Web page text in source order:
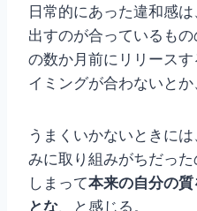
日常的にあった違和感
出すのが合っているも
の数か月前にリリース
イミングが合わないとか
うまくいかないときに
みに取り組みがちだっ
しまって本来の自分の
とな、と感じる。